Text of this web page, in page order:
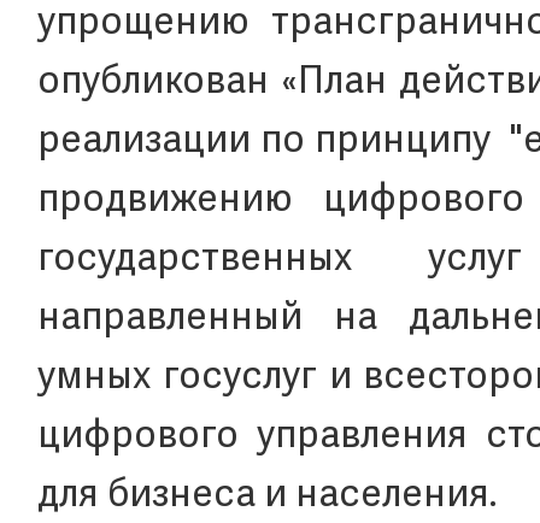
упрощению
опубликован «План
реализации по принципу
продвижению цифрового
государственных
направленный на
умных госуслуг и
цифрового управления
для бизнеса и населения.